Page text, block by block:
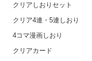
クリアしおりセット
クリア4連・5連しおり
4コマ漫画しおり
クリアカード